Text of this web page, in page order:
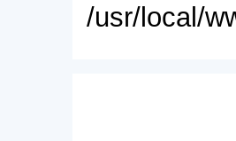
/usr/local/